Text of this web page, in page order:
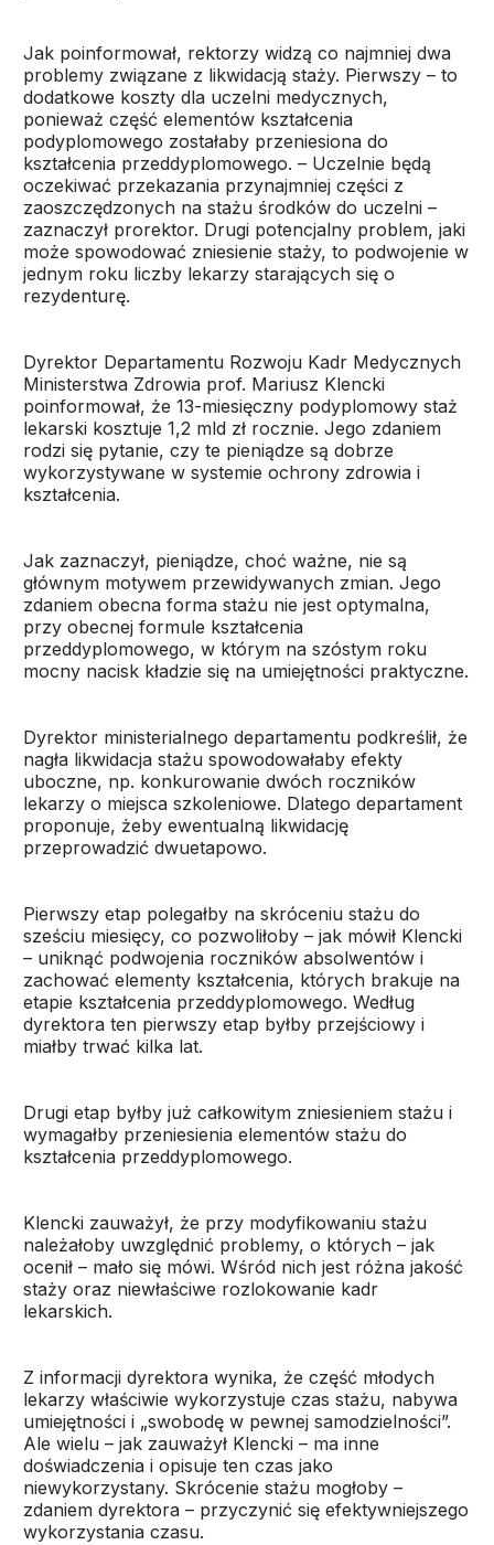
Jak poinformował, rektorzy widzą co najmniej dwa
problemy związane z likwidacją staży. Pierwszy – to
dodatkowe koszty dla uczelni medycznych,
ponieważ część elementów kształcenia
podyplomowego zostałaby przeniesiona do
kształcenia przeddyplomowego. – Uczelnie będą
oczekiwać przekazania przynajmniej części z
zaoszczędzonych na stażu środków do uczelni –
zaznaczył prorektor. Drugi potencjalny problem, jaki
może spowodować zniesienie staży, to podwojenie w
jednym roku liczby lekarzy starających się o
rezydenturę.
Dyrektor Departamentu Rozwoju Kadr Medycznych
Ministerstwa Zdrowia prof. Mariusz Klencki
poinformował, że 13-miesięczny podyplomowy staż
lekarski kosztuje 1,2 mld zł rocznie. Jego zdaniem
rodzi się pytanie, czy te pieniądze są dobrze
wykorzystywane w systemie ochrony zdrowia i
kształcenia.
Jak zaznaczył, pieniądze, choć ważne, nie są
głównym motywem przewidywanych zmian. Jego
zdaniem obecna forma stażu nie jest optymalna,
przy obecnej formule kształcenia
przeddyplomowego, w którym na szóstym roku
mocny nacisk kładzie się na umiejętności praktyczne.
Dyrektor ministerialnego departamentu podkreślił, że
nagła likwidacja stażu spowodowałaby efekty
uboczne, np. konkurowanie dwóch roczników
lekarzy o miejsca szkoleniowe. Dlatego departament
proponuje, żeby ewentualną likwidację
przeprowadzić dwuetapowo.
Pierwszy etap polegałby na skróceniu stażu do
sześciu miesięcy, co pozwoliłoby – jak mówił Klencki
– uniknąć podwojenia roczników absolwentów i
zachować elementy kształcenia, których brakuje na
etapie kształcenia przeddyplomowego. Według
dyrektora ten pierwszy etap byłby przejściowy i
miałby trwać kilka lat.
Drugi etap byłby już całkowitym zniesieniem stażu i
wymagałby przeniesienia elementów stażu do
kształcenia przeddyplomowego.
Klencki zauważył, że przy modyfikowaniu stażu
należałoby uwzględnić problemy, o których – jak
ocenił – mało się mówi. Wśród nich jest różna jakość
staży oraz niewłaściwe rozlokowanie kadr
lekarskich.
Z informacji dyrektora wynika, że część młodych
lekarzy właściwie wykorzystuje czas stażu, nabywa
umiejętności i „swobodę w pewnej samodzielności”.
Ale wielu – jak zauważył Klencki – ma inne
doświadczenia i opisuje ten czas jako
niewykorzystany. Skrócenie stażu mogłoby –
zdaniem dyrektora – przyczynić się efektywniejszego
wykorzystania czasu.